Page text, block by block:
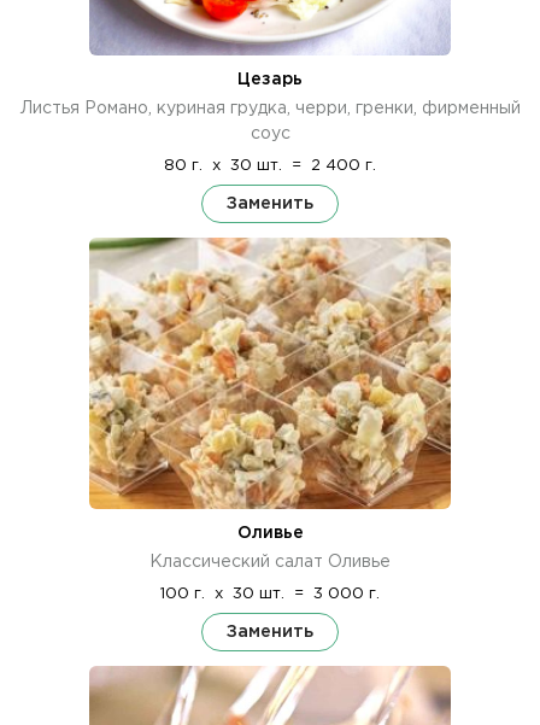
Цезарь
Листья Романо, куриная грудка, черри, гренки, фирменный
соус
80 г. x 30 шт. = 2 400 г.
Заменить
Оливье
Классический салат Оливье
100 г. x 30 шт. = 3 000 г.
Заменить